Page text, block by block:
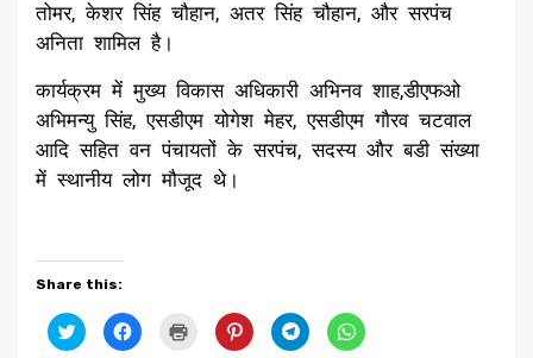
तोमर, केशर सिंह चौहान, अतर सिंह चौहान, और सरपंच
अनिता शामिल है।
कार्यक्रम में मुख्य विकास अधिकारी अभिनव शाह,डीएफओ
अभिमन्यु सिंह, एसडीएम योगेश मेहर, एसडीएम गौरव चटवाल
आदि सहित वन पंचायतों के सरपंच, सदस्य और बडी संख्या
में स्थानीय लोग मौजूद थे।
Share this:
Click
to
Click
to
Click Click
to
Click
to
Click
to